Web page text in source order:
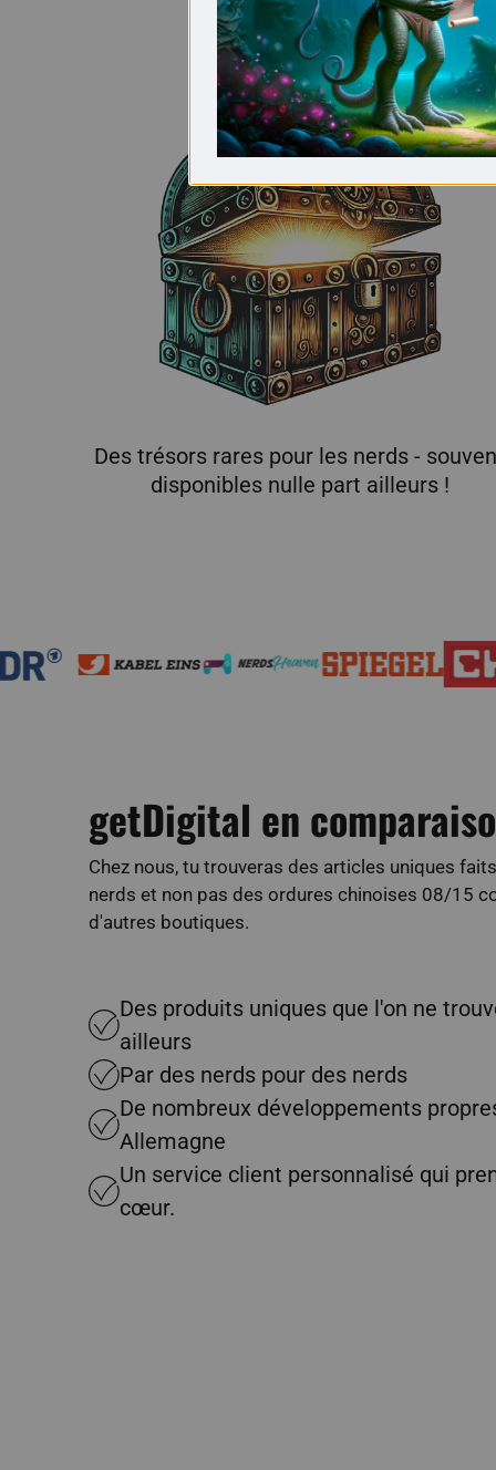
Des trésors rares pour les nerds -
disponibles nulle part ailleurs !
getDigital en
Chez nous, tu trouveras des articles uniques
nerds et non pas des ordures chinoises 08/15
d'autres boutiques.
Des produits uniques que l'on ne
ailleurs
Par des nerds pour des nerds
De nombreux développements
Allemagne
Un service client personnalisé qui
cœur.